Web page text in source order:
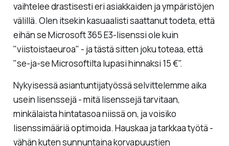
vaihtelee drastisesti eri asiakkaiden ja ympäristöjen
välillä. Olen itsekin kasuaalisti saattanut todeta, että
eihän se Microsoft 365 E3-lisenssi ole kuin
"viistoistaeuroa" - ja tästä sitten joku toteaa, että
"se-ja-se Microsoftilta lupasi hinnaksi 15 €".
Nykyisessä asiantuntijatyössä selvittelemme aika
usein lisenssejä - mitä lisenssejä tarvitaan,
minkälaista hintatasoa niissä on, ja voisiko
lisenssimääriä optimoida. Hauskaa ja tarkkaa työtä -
vähän kuten sunnuntaina korvapuustien